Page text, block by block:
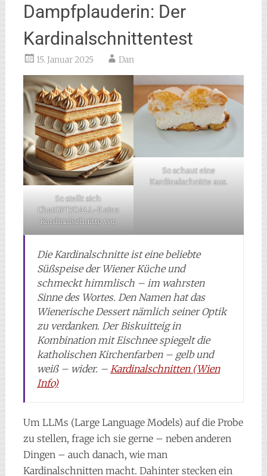
Dampfplauderin: Der
Kardinalschnittentest
15. Januar 2025 Dan
So stellt sich
ChatGPT/DALL-E eine
Kardinalschnitte vor.
So schaut eine
Kardinalschnitte aus.
Die Kardinalschnitte ist eine beliebte
Süßspeise der Wiener Küche und
schmeckt himmlisch – im wahrsten
Sinne des Wortes. Den Namen hat das
Wienerische Dessert nämlich seiner Optik
zu verdanken. Der Biskuitteig in
Kombination mit Eischnee spiegelt die
katholischen Kirchenfarben – gelb und
weiß – wider. – Kardinalschnitten (Wien
Info)
Um LLMs (Large Language Models) auf die Probe
zu stellen, frage ich sie gerne – neben anderen
Dingen – auch danach, wie man
Kardinalschnitten macht. Dahinter stecken ein